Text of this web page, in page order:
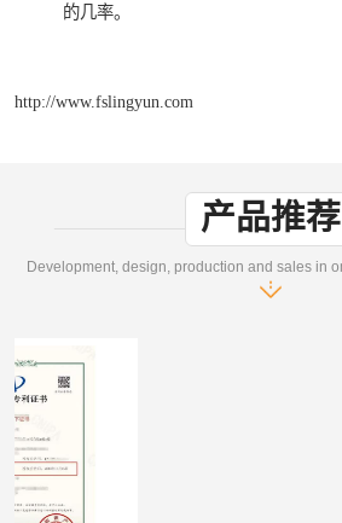
的几率。
http://www.fslingyun.com
产品推荐